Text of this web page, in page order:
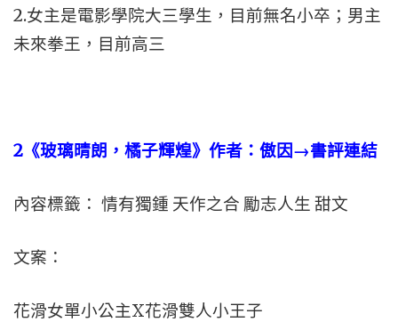
2.女主是電影學院大三學生，目前無名小卒；男主
未來拳王，目前高三
2 《玻璃晴朗，橘子輝煌》作者：傲因→書評連結
內容標籤： 情有獨鍾 天作之合 勵志人生 甜文
文案：
花滑女單小公主X花滑雙人小王子